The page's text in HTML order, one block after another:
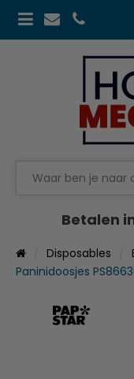
Betalen
Disposables
Paninidoosjes